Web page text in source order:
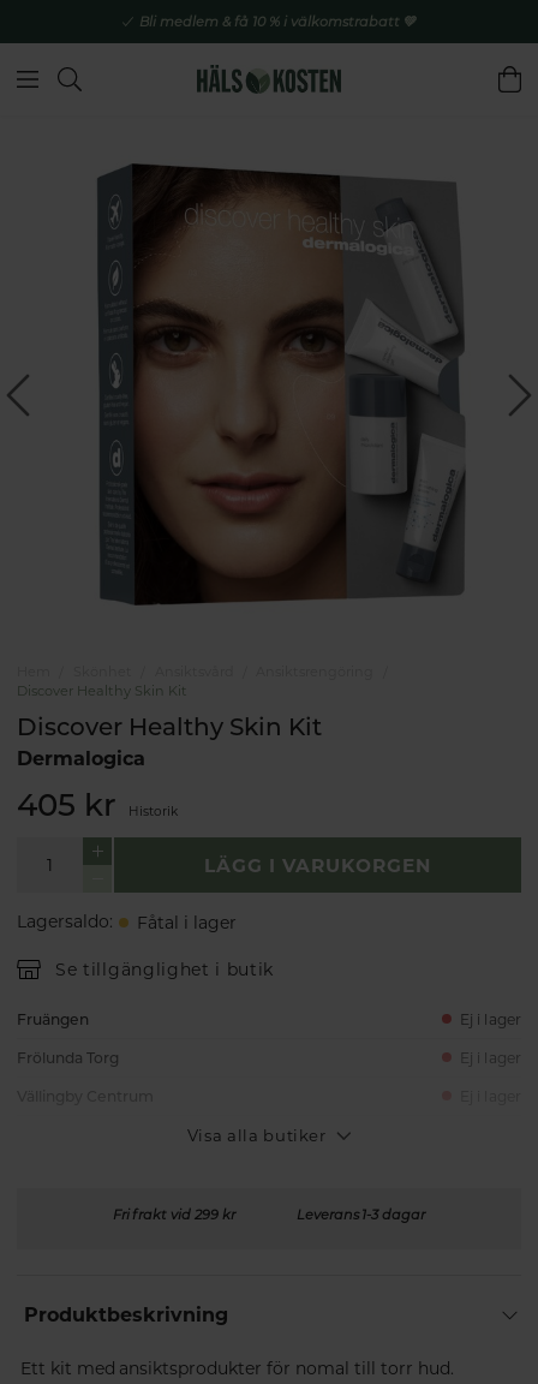
Bli medlem & få 10 % i välkomstrabatt 💚
Discover Healthy Skin Kit
Discover Healthy Skin Kit
Dermalogica
405 kr Historik
LÄGG I VARUKORGEN
Lagersaldo: Fåtal i lager
Se tillgänglighet i butik
Fruängen Ej i lager
Frölunda Torg Ej i lager
Visa alla butiker
Fri frakt vid 299 kr Leverans 1-3 dagar
Produktbeskrivning
Ett kit med ansiktsprodukter för nomal till torr hud.